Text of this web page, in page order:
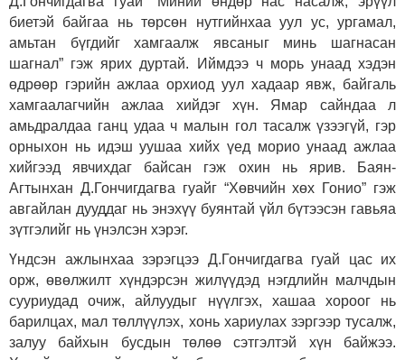
биетэй байгаа нь төрсөн нутгийнхаа уул ус, ургамал,
амьтан бүгдийг хамгаалж явсаныг минь шагнасан
шагнал” гэж ярих дуртай. Иймдээ ч морь унаад хэдэн
өдрөөр гэрийн ажлаа орхиод уул хадаар явж, байгаль
хамгаалагчийн ажлаа хийдэг хүн. Ямар сайндаа л
амьдралдаа ганц удаа ч малын гол тасалж үзээгүй, гэр
орныхон нь идэш уушаа хийх үед морио унаад ажлаа
хийгээд явчихдаг байсан гэж охин нь ярив. Баян-
Агтынхан Д.Гончигдагва гуайг “Хөвчийн хөх Гонио” гэж
авгайлан дууддаг нь энэхүү буянтай үйл бүтээсэн гавьяа
зүтгэлийг нь үнэлсэн хэрэг.
Үндсэн ажлынхаа зэрэгцээ Д.Гончигдагва гуай цас их
орж, өвөлжилт хүндэрсэн жилүүдэд нэгдлийн малчдын
сууриудад очиж, айлуудыг нүүлгэх, хашаа хороог нь
барилцах, мал төллүүлэх, хонь хариулах зэргээр тусалж,
залуу байхын бусдын төлөө сэтгэлтэй хүн байжээ.